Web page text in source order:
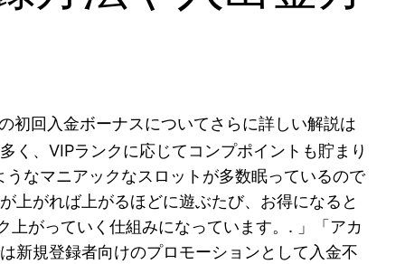
初回入金ボーナスについてさらに詳しい解説は
く、VIPランクに応じてコンプポイントも貯まり
なマニアックなスロットが多数眠っているので
上がれば上がるほどに遊ぶたび、お得になると
がっていく仕組みになっています。. 」「アカ
新規登録者向けのプロモーションとして入金不